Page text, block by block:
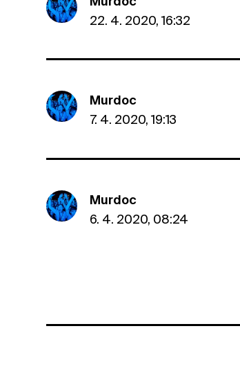
22. 4. 2020, 16:32
Murdoc
7. 4. 2020, 19:13
Murdoc
6. 4. 2020, 08:24